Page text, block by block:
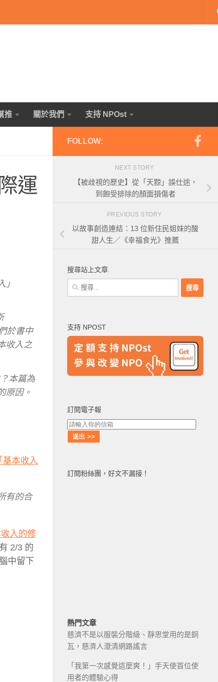
推 關於我們 支持 NPOst
運
於書中
收入之
本篇為
原因。
基本收入
有的合
入的修
2/3 的
中留下
FOLLOW:
NEXT STORY
【被歧視的歷史】從「天黥」誤仕途，
到飽受排除的顏面損傷者
PREVIOUS STORY
以故事創造連結：13 位新住民姐妹的酸
甜人生／《幸福食光》推薦
搜尋站上文章
搜
尋
字:
支持 NPOST
訂閱電子報
訂閱粉絲團，好文不漏接！
熱門文章
慈濟不是以服裝分階級、靜思堂用的是銅
瓦，慈濟人澄清網路謠言
「我第一次感覺這麼爽！」手天使首位使
用者的體驗心得